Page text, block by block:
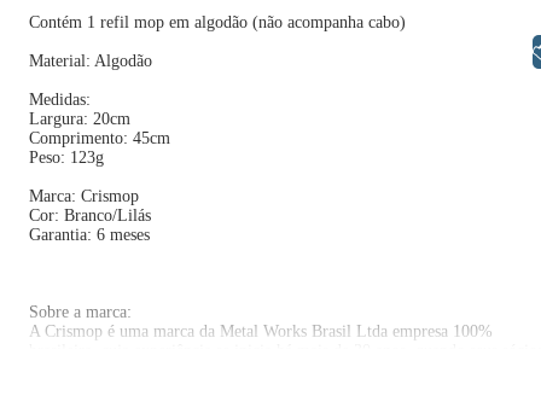
Contém 1 refil mop em algodão (não acompanha cabo)
Material: Algodão
Medidas:
Largura: 20cm
Comprimento: 45cm
Peso: 123g
Marca: Crismop
Cor: Branco/Lilás
Garantia: 6 meses
Sobre a marca:
A Crismop é uma marca da Metal Works Brasil Ltda empresa 100%